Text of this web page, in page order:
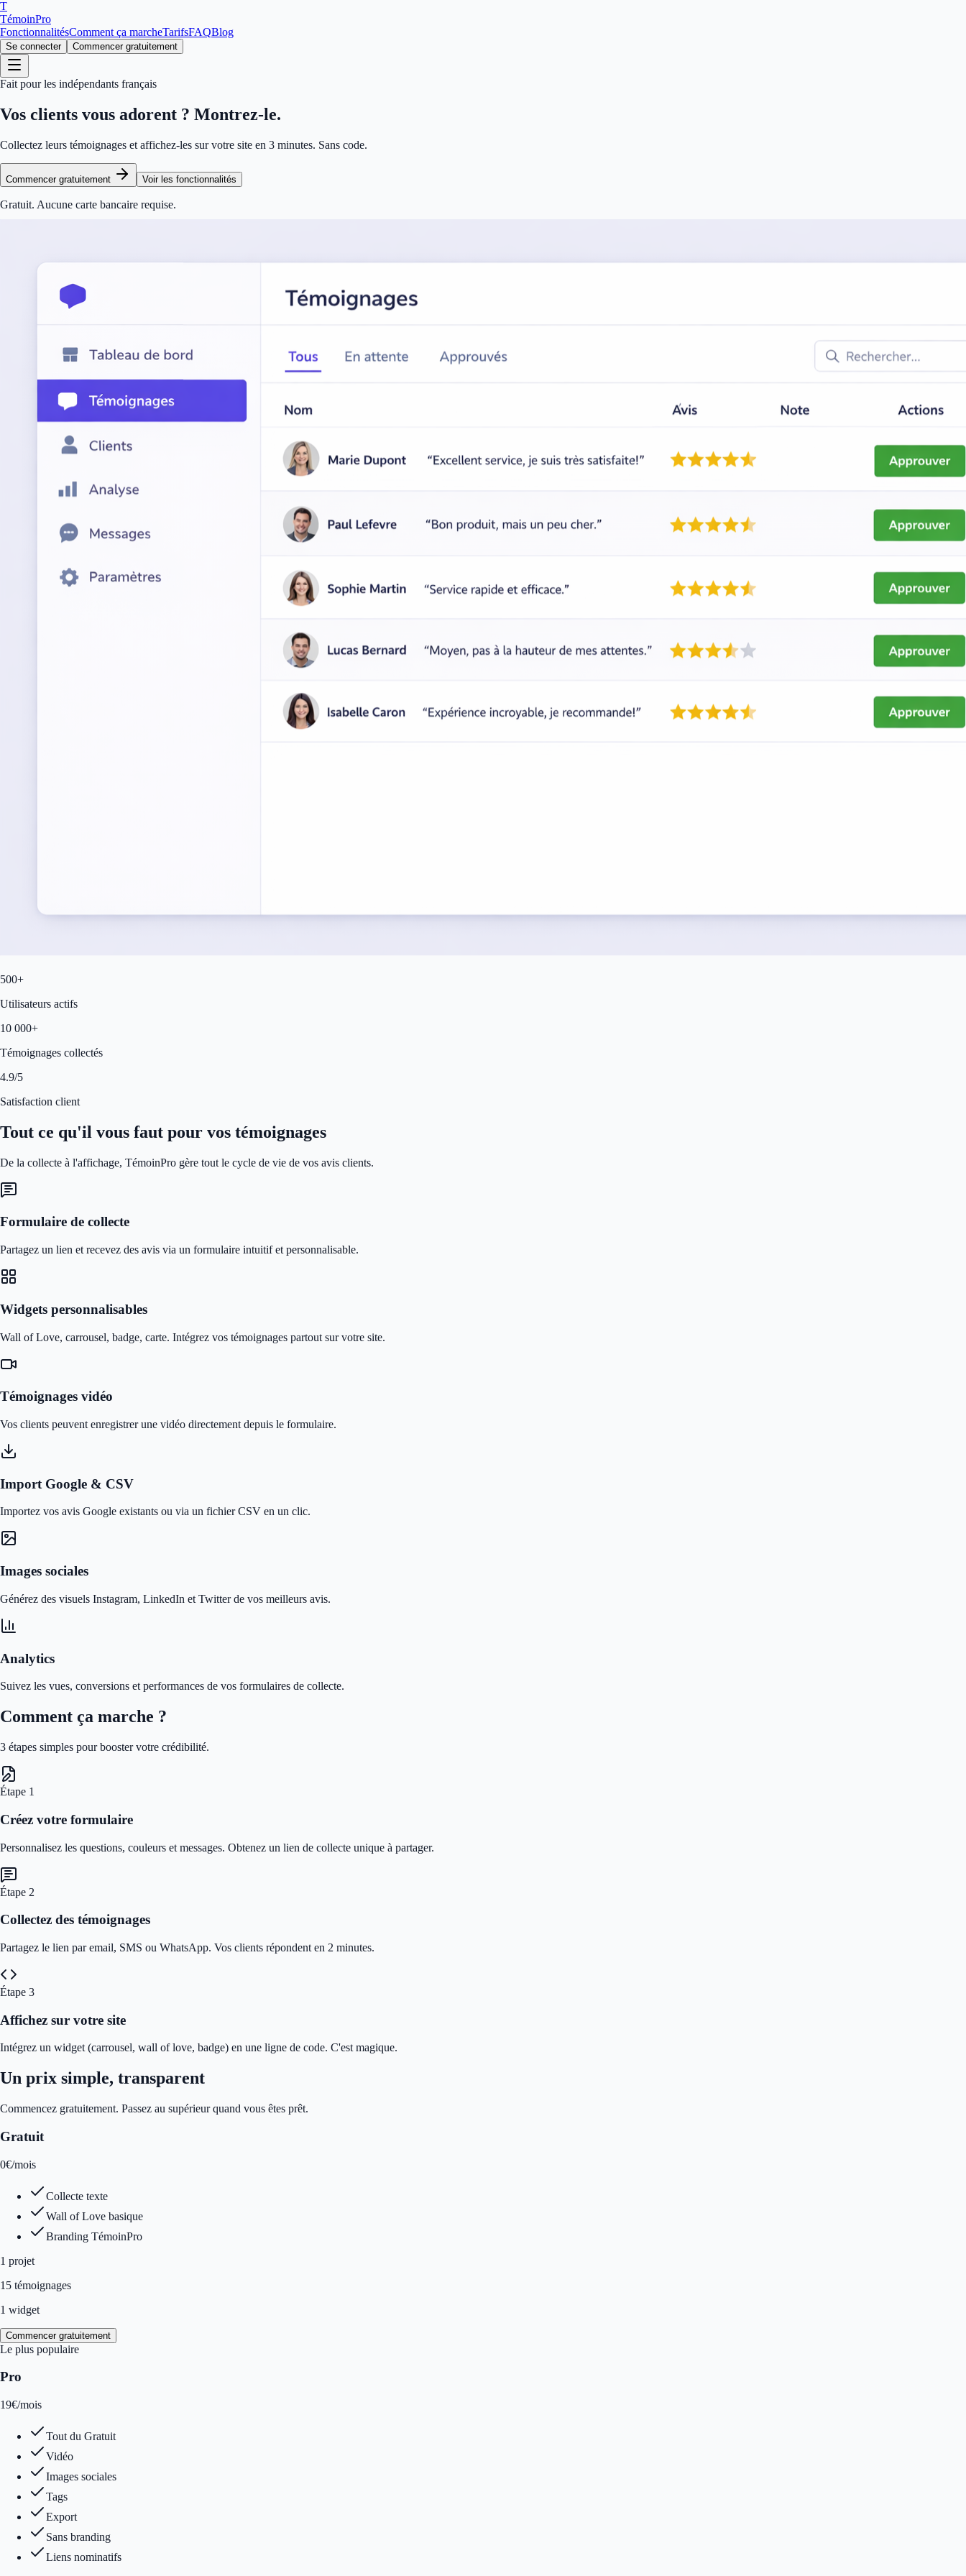
T
TémoinPro
FonctionnalitésComment ça marcheTarifsFAQBlog
Se connecter Commencer gratuitement
Fait pour les indépendants français
Vos clients vous adorent ? Montrez-le.
Collectez leurs témoignages et affichez-les sur votre site en 3 minutes. Sans code.
Commencer gratuitement Voir les fonctionnalités
Gratuit. Aucune carte bancaire requise.
500+
Utilisateurs actifs
10 000+
Témoignages collectés
4.9/5
Satisfaction client
Tout ce qu'il vous faut pour vos témoignages
De la collecte à l'affichage, TémoinPro gère tout le cycle de vie de vos avis clients.
Formulaire de collecte
Partagez un lien et recevez des avis via un formulaire intuitif et personnalisable.
Widgets personnalisables
Wall of Love, carrousel, badge, carte. Intégrez vos témoignages partout sur votre site.
Témoignages vidéo
Vos clients peuvent enregistrer une vidéo directement depuis le formulaire.
Import Google & CSV
Importez vos avis Google existants ou via un fichier CSV en un clic.
Images sociales
Générez des visuels Instagram, LinkedIn et Twitter de vos meilleurs avis.
Analytics
Suivez les vues, conversions et performances de vos formulaires de collecte.
Comment ça marche ?
3 étapes simples pour booster votre crédibilité.
Étape 1
Créez votre formulaire
Personnalisez les questions, couleurs et messages. Obtenez un lien de collecte unique à partager.
Étape 2
Collectez des témoignages
Partagez le lien par email, SMS ou WhatsApp. Vos clients répondent en 2 minutes.
Étape 3
Affichez sur votre site
Intégrez un widget (carrousel, wall of love, badge) en une ligne de code. C'est magique.
Un prix simple, transparent
Commencez gratuitement. Passez au supérieur quand vous êtes prêt.
Gratuit
0€/mois
Collecte texte
Wall of Love basique
Branding TémoinPro
1 projet
15 témoignages
1 widget
Commencer gratuitement
Le plus populaire
Pro
19€/mois
Tout du Gratuit
Vidéo
Images sociales
Tags
Export
Sans branding
Liens nominatifs